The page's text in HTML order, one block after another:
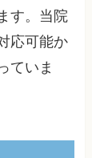
す。当院
応可能か
ていま